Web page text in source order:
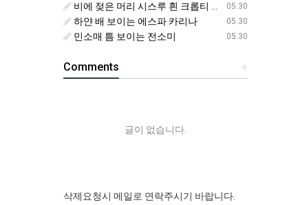
05.30
비에 젖은 머리 시스루 흰 크롭티 에스파 닝닝
05.30
하얀 배 보이는 에스파 카리나
05.30
민소매 틈 보이는 전소미
+
Comments
글이 없습니다.
삭제요청시 메일로 연락주시기 바랍니다.